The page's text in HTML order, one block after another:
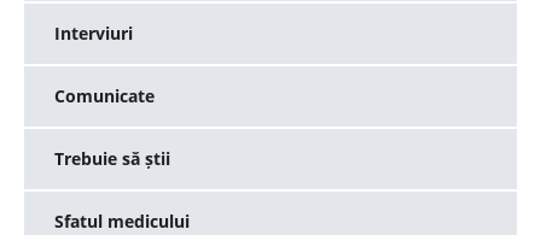
Interviuri
Comunicate
Trebuie să știi
Sfatul medicului